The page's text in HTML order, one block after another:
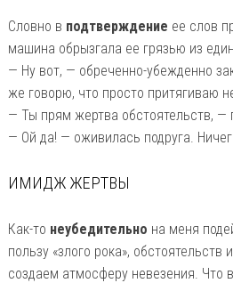
Словно в подтверждение ее слов
машина обрызгала ее грязью из
— Ну вот, — обреченно-убежденно
же говорю, что просто притягиваю
— Ты прям жертва обстоятельств, —
— Ой да! — оживилась подруга.
ИМИДЖ ЖЕРТВЫ
Как-то неубедительно на меня
пользу «злого рока»,
создаем атмосферу невезения. Что